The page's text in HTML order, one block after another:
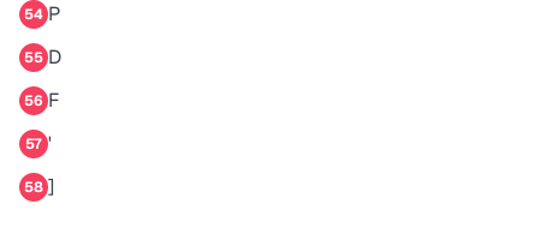
54 P
55 D
56 F
57 '
58 ]